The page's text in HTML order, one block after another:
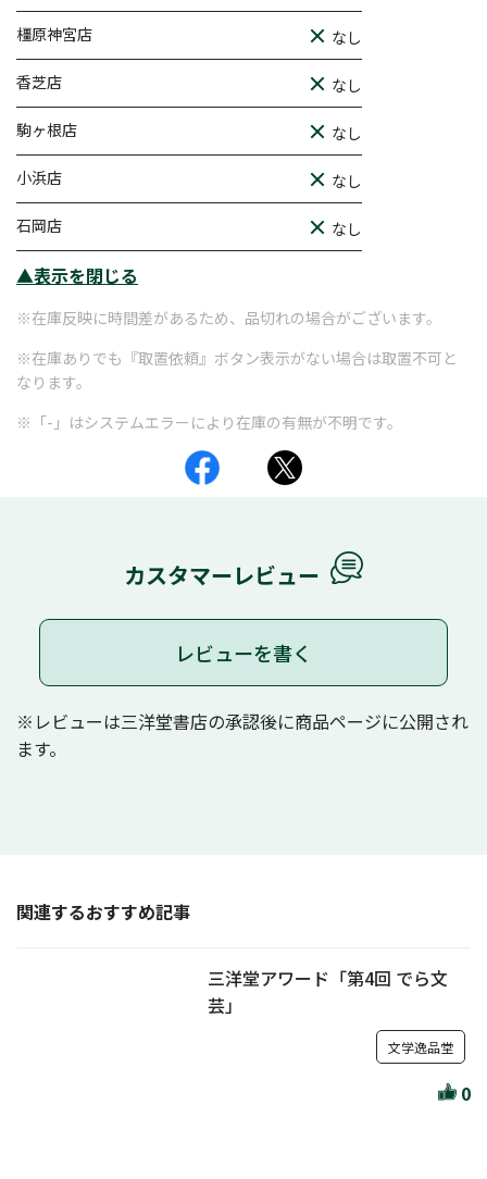
橿原神宮店 なし
香芝店 なし
駒ヶ根店 なし
小浜店 なし
石岡店 なし
▲表示を閉じる
※在庫反映に時間差があるため、品切れの場合がございます。
※在庫ありでも『取置依頼』ボタン表示がない場合は取置不可と
なります。
※「-」はシステムエラーにより在庫の有無が不明です。
カスタマーレビュー
レビューを書く
※レビューは三洋堂書店の承認後に商品ページに公開され
ます。
関連するおすすめ記事
三洋堂アワード「第4回 でら文
芸」
文学逸品堂
0